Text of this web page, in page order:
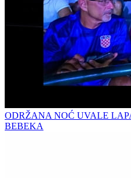
ODRŽANA NOĆ UVALE
BEBEKA